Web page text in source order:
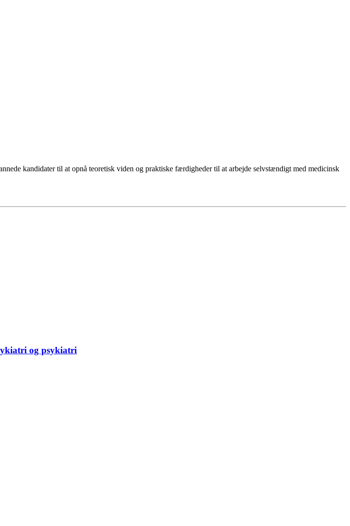
kandidater til at opnå teoretisk viden og praktiske færdigheder til at arbejde selvstændigt med medicinsk
og psykiatri